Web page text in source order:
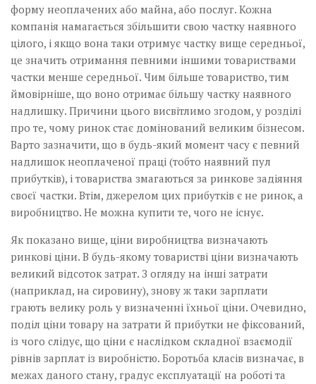
форму неоплачених або майна, або послуг. Кожна
компанія намагається збільшити свою частку наявного
цілого, і якщо вона таки отримує частку вище середньої,
це значить отримання певними іншими товариствами
частки менше середньої. Чим більше товариство, тим
ймовірніше, що воно отримає більшу частку наявного
надлишку. Причини цього висвітлимо згодом, у розділі
про те, чому ринок стає домінований великим бізнесом.
Варто зазначити, що в будь-який момент часу є певний
надлишок неоплаченої праці (тобто наявний пул
прибутків), і товариства змагаються за ринкове задіяння
своєї частки. Втім, джерелом цих прибутків є не ринок, а
виробництво. Не можна купити те, чого не існує.
Як показано вище, ціни виробництва визначають
ринкові ціни. В будь-якому товаристві ціни визначають
великий відсоток затрат. З огляду на інші затрати
(наприклад, на сировину), знову ж таки зарплати
грають велику роль у визначенні їхньої ціни. Очевидно,
поділ ціни товару на затрати й прибутки не фіксований,
із чого слідує, що ціни є наслідком складної взаємодії
рівнів зарплат із виробністю. Боротьба класів визначає, в
межах даного стану, градус експлуатації на роботі та